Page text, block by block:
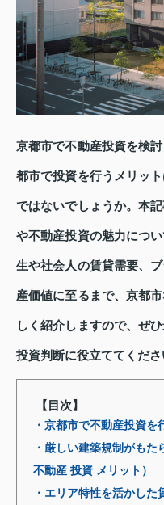
京都市で不動産投資を検
都市で投資を行うメリッ
ではないでしょうか。本
や不動産投資の魅力につ
生や社会人の賃貸需要、
産価値に至るまで、京都
しく紹介しますので、ぜ
投資判断に役立ててくださ
【目次】
・京都市で不動産投資を
・厳しい建築規制がも
不動産 投資 メリット）
・エリア特性を活かし